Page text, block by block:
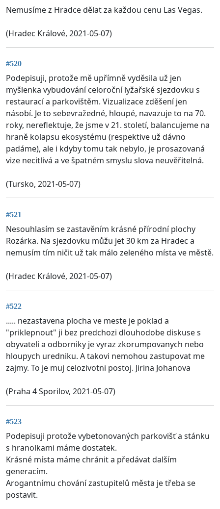
Nemusíme z Hradce dělat za každou cenu Las Vegas.
(Hradec Králové, 2021-05-07)
#520
Podepisuji, protože mě upřímně vyděsila už jen
myšlenka vybudování celoroční lyžařské sjezdovku s
restaurací a parkovištěm. Vizualizace zděšení jen
násobí. Je to sebevražedné, hloupé, navazuje to na 70.
roky, nereflektuje, že jsme v 21. století, balancujeme na
hraně kolapsu ekosystému (respektive už dávno
padáme), ale i kdyby tomu tak nebylo, je prosazovaná
vize necitlivá a ve špatném smyslu slova neuvěřitelná.
(Tursko, 2021-05-07)
#521
Nesouhlasím se zastavěním krásné přírodní plochy
Rozárka. Na sjezdovku můžu jet 30 km za Hradec a
nemusím tím ničit už tak málo zeleného místa ve městě.
(Hradec Králové, 2021-05-07)
#522
..... nezastavena plocha ve meste je poklad a
"priklepnout" ji bez predchozi dlouhodobe diskuse s
obyvateli a odborniky je vyraz zkorumpovanych nebo
hloupych uredniku. A takovi nemohou zastupovat me
zajmy. To je muj celozivotni postoj. Jirina Johanova
(Praha 4 Sporilov, 2021-05-07)
#523
Podepisuji protože vybetonovaných parkovišť a stánku
s hranolkami máme dostatek.
Krásné místa máme chránit a předávat dalším
generacím.
Arogantnímu chování zastupitelů města je třeba se
postavit.